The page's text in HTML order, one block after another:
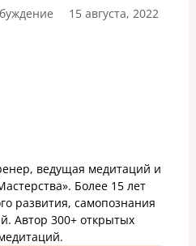
15 августа, 2022
ведущая медитаций и
Более 15 лет
развития, самопознания
Автор 300+ открытых